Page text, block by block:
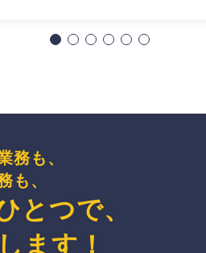
務も、
も、
とつで、
します ！